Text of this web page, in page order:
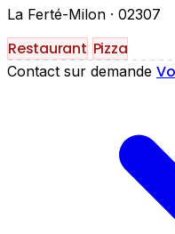
La Ferté-Milon · 02307
Restaurant Pizza
Contact sur demande